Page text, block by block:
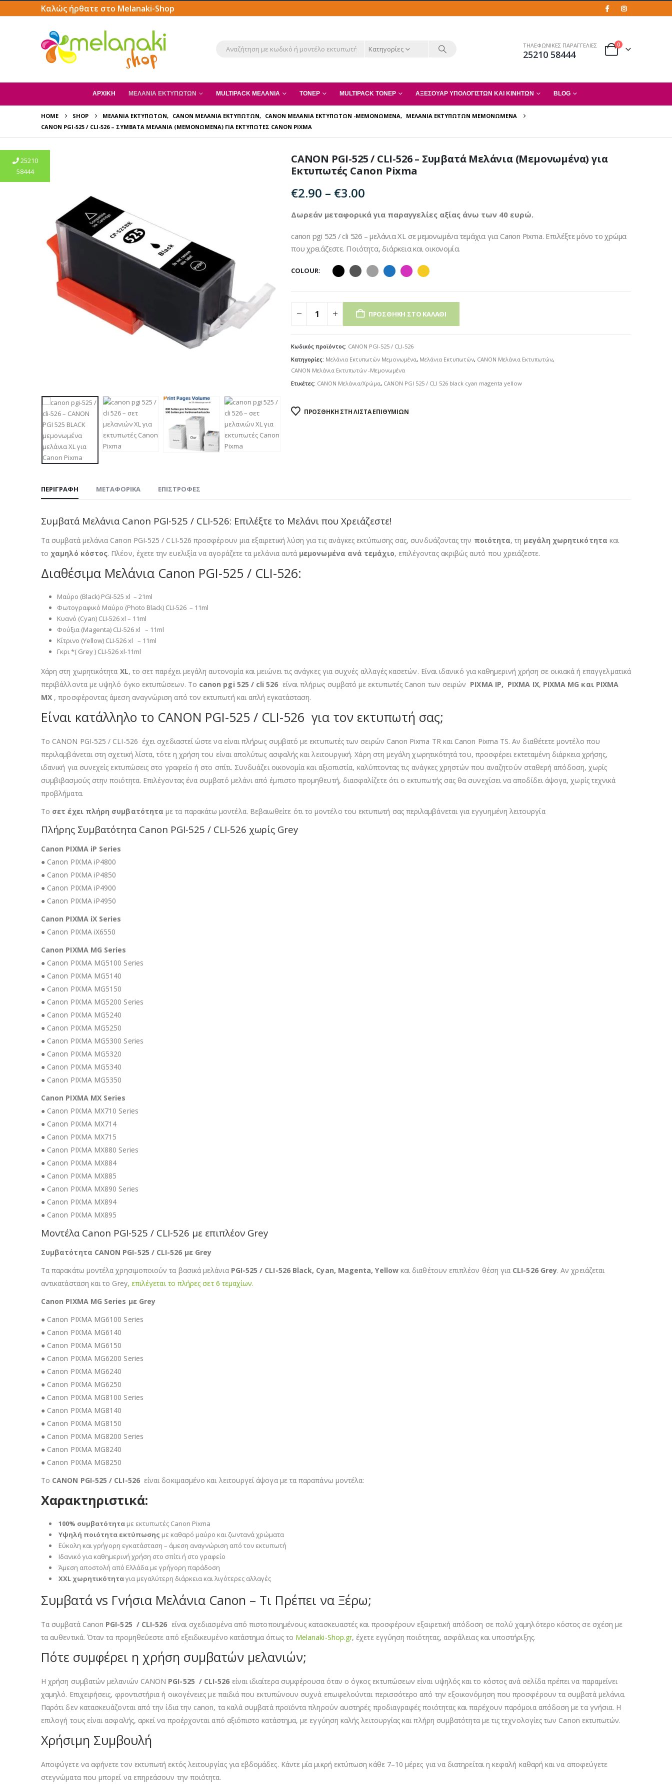
Καλώς ήρθατε στο Melanaki-Shop
Κατηγορίες ΤΗΛΕΦΩΝΙΚΕΣ ΠΑΡΑΓΓΕΛΙΕΣ
25210 58444
0
ΑΡΧΙΚΗ ΜΕΛΆΝΙΑ ΕΚΤΥΠΩΤΏΝ MULTIPACK ΜΕΛΆΝΙΑ ΤΌΝΕΡ MULTIPACK ΤΌΝΕΡ ΑΞΕΣΟΥΆΡ ΥΠΟΛΟΓΙΣΤΏΝ ΚΑΙ ΚΙΝΗΤΏΝ BLOG
HOME SHOP ΜΕΛΆΝΙΑ ΕΚΤΥΠΩΤΏΝ, CANON ΜΕΛΆΝΙΑ ΕΚΤΥΠΩΤΏΝ, CANON ΜΕΛΆΝΙΑ ΕΚΤΥΠΩΤΏΝ -ΜΕΜΟΝΩΜΈΝΑ, ΜΕΛΆΝΙΑ ΕΚΤΥΠΩΤΏΝ ΜΕΜΟΝΩΜΈΝΑ
CANON PGI-525 / CLI-526 – ΣΥΜΒΑΤΆ ΜΕΛΆΝΙΑ (ΜΕΜΟΝΩΜΈΝΑ) ΓΙΑ ΕΚΤΥΠΩΤΈΣ CANON PIXMA
CANON PGI-525 / CLI-526 – Συμβατά Μελάνια (Μεμονωμένα) για
Εκτυπωτές Canon Pixma
€2.90 – €3.00
€2.90
€3.00
Δωρεάν μεταφορικά για παραγγελίες αξίας άνω των 40 ευρώ.
canon pgi 525 / cli 526 – μελάνια XL σε μεμονωμένα τεμάχια για Canon Pixma. Επιλέξτε μόνο το χρώμα
που χρειάζεστε. Ποιότητα, διάρκεια και οικονομία.
COLOUR
ΠΡΟΣΘΉΚΗ ΣΤΟ ΚΑΛΆΘΙ
Κωδικός προϊόντος: CANON PGI-525 / CLI-526
Κατηγορίες: Μελάνια Εκτυπωτών Μεμονωμένα, Μελάνια Εκτυπωτών, CANON Μελάνια Εκτυπωτών,
CANON Μελάνια Εκτυπωτών -Μεμονωμένα
Ετικέτες: CANON Μελάνια/Χρώμα, CANON PGI 525 / CLI 526 black cyan magenta yellow
ΠΡΟΣΘΉΚΗ ΣΤΗ ΛΊΣΤΑ ΕΠΙΘΥΜΙΏΝ
ΠΕΡΙΓΡΑΦΉ ΜΕΤΑΦΟΡΙΚΆ ΕΠΙΣΤΡΟΦΈΣ
Συμβατά Μελάνια Canon PGI-525 / CLI-526: Επιλέξτε το Μελάνι που Χρειάζεστε!
Τα συμβατά μελάνια Canon PGI-525 / CLI-526 προσφέρουν μια εξαιρετική λύση για τις ανάγκες εκτύπωσης σας, συνδυάζοντας την ποιότητα, τη μεγάλη χωρητικότητα και
το χαμηλό κόστος. Πλέον, έχετε την ευελιξία να αγοράζετε τα μελάνια αυτά μεμονωμένα ανά τεμάχιο, επιλέγοντας ακριβώς αυτό που χρειάζεστε.
Διαθέσιμα Μελάνια Canon PGI-525 / CLI-526:
Μαύρο (Black) PGI-525 xl – 21ml
Φωτογραφικό Μαύρο (Photo Black) CLI-526 – 11ml
Κυανό (Cyan) CLI-526 xl – 11ml
Φούξια (Magenta) CLI-526 xl – 11ml
Κίτρινο (Yellow) CLI-526 xl – 11ml
Γκρι *( Grey ) CLI-526 xl-11ml
Χάρη στη χωρητικότητα XL, το σετ παρέχει μεγάλη αυτονομία και μειώνει τις ανάγκες για συχνές αλλαγές κασετών. Είναι ιδανικό για καθημερινή χρήση σε οικιακά ή επαγγελματικά
περιβάλλοντα με υψηλό όγκο εκτυπώσεων. Το canon pgi 525 / cli 526 είναι πλήρως συμβατό με εκτυπωτές Canon των σειρών PIXMA IP, PIXMA IX, PIXMA MG και PIXMA
MX , προσφέροντας άμεση αναγνώριση από τον εκτυπωτή και απλή εγκατάσταση.
Είναι κατάλληλο το CANON PGI-525 / CLI-526 για τον εκτυπωτή σας;
Το CANON PGI-525 / CLI-526 έχει σχεδιαστεί ώστε να είναι πλήρως συμβατό με εκτυπωτές των σειρών Canon Pixma TR και Canon Pixma TS. Αν διαθέτετε μοντέλο που
περιλαμβάνεται στη σχετική λίστα, τότε η χρήση του είναι απολύτως ασφαλής και λειτουργική. Χάρη στη μεγάλη χωρητικότητά του, προσφέρει εκτεταμένη διάρκεια χρήσης,
ιδανική για συνεχείς εκτυπώσεις στο γραφείο ή στο σπίτι. Συνδυάζει οικονομία και αξιοπιστία, καλύπτοντας τις ανάγκες χρηστών που αναζητούν σταθερή απόδοση, χωρίς
συμβιβασμούς στην ποιότητα. Επιλέγοντας ένα συμβατό μελάνι από έμπιστο προμηθευτή, διασφαλίζετε ότι ο εκτυπωτής σας θα συνεχίσει να αποδίδει άψογα, χωρίς τεχνικά
προβλήματα.
Το σετ έχει πλήρη συμβατότητα με τα παρακάτω μοντέλα. Βεβαιωθείτε ότι το μοντέλο του εκτυπωτή σας περιλαμβάνεται για εγγυημένη λειτουργία
Πλήρης Συμβατότητα Canon PGI-525 / CLI-526 χωρίς Grey
Canon PIXMA iP Series
● Canon PIXMA iP4800
● Canon PIXMA iP4850
● Canon PIXMA iP4900
● Canon PIXMA iP4950
Canon PIXMA iX Series
● Canon PIXMA iX6550
Canon PIXMA MG Series
● Canon PIXMA MG5100 Series
● Canon PIXMA MG5140
● Canon PIXMA MG5150
● Canon PIXMA MG5200 Series
● Canon PIXMA MG5240
● Canon PIXMA MG5250
● Canon PIXMA MG5300 Series
● Canon PIXMA MG5320
● Canon PIXMA MG5340
● Canon PIXMA MG5350
Canon PIXMA MX Series
● Canon PIXMA MX710 Series
● Canon PIXMA MX714
● Canon PIXMA MX715
● Canon PIXMA MX880 Series
● Canon PIXMA MX884
● Canon PIXMA MX885
● Canon PIXMA MX890 Series
● Canon PIXMA MX894
● Canon PIXMA MX895
Μοντέλα Canon PGI-525 / CLI-526 με επιπλέον Grey
Συμβατότητα CANON PGI-525 / CLI-526 με Grey
Τα παρακάτω μοντέλα χρησιμοποιούν τα βασικά μελάνια PGI-525 / CLI-526 Black, Cyan, Magenta, Yellowκαι διαθέτουν επιπλέον θέση για CLI-526 Grey. Αν χρειάζεται
αντικατάσταση και το Grey, επιλέγεται το πλήρες σετ 6 τεμαχίων.
Canon PIXMA MG Series με Grey
● Canon PIXMA MG6100 Series
● Canon PIXMA MG6140
● Canon PIXMA MG6150
● Canon PIXMA MG6200 Series
● Canon PIXMA MG6240
● Canon PIXMA MG6250
● Canon PIXMA MG8100 Series
● Canon PIXMA MG8140
● Canon PIXMA MG8150
● Canon PIXMA MG8200 Series
● Canon PIXMA MG8240
● Canon PIXMA MG8250
Το CANON PGI-525 / CLI-526 είναι δοκιμασμένο και λειτουργεί άψογα με τα παραπάνω μοντέλα:
Χαρακτηριστικά:
100% συμβατότητα με εκτυπωτές Canon Pixma
Υψηλή ποιότητα εκτύπωσης με καθαρό μαύρο και ζωντανά χρώματα
Εύκολη και γρήγορη εγκατάσταση – άμεση αναγνώριση από τον εκτυπωτή
Ιδανικό για καθημερινή χρήση στο σπίτι ή στο γραφείο
Άμεση αποστολή από Ελλάδα με γρήγορη παράδοση
XXL χωρητικότηταγια μεγαλύτερη διάρκεια και λιγότερες αλλαγές
Συμβατά vs Γνήσια Μελάνια Canon – Τι Πρέπει να Ξέρω;
Τα συμβατά Canon PGI-525 / CLI-526 είναι σχεδιασμένα από πιστοποιημένους κατασκευαστές και προσφέρουν εξαιρετική απόδοση σε πολύ χαμηλότερο κόστος σε σχέση με
τα αυθεντικά. Όταν τα προμηθεύεστε από εξειδικευμένο κατάστημα όπως το Melanaki-Shop.gr, έχετε εγγύηση ποιότητας, ασφάλειας και υποστήριξης.
Πότε συμφέρει η χρήση συμβατών μελανιών;
Η χρήση συμβατών μελανιών CANON PGI-525 / CLI-526 είναι ιδιαίτερα συμφέρουσα όταν ο όγκος εκτυπώσεων είναι υψηλός και το κόστος ανά σελίδα πρέπει να παραμείνει
χαμηλό. Επιχειρήσεις, φροντιστήρια ή οικογένειες με παιδιά που εκτυπώνουν συχνά επωφελούνται περισσότερο από την εξοικονόμηση που προσφέρουν τα συμβατά μελάνια.
Παρότι δεν κατασκευάζονται από την ίδια την canon, τα καλά συμβατά προϊόντα πληρούν αυστηρές προδιαγραφές ποιότητας και παρέχουν παρόμοια απόδοση με τα γνήσια. Η
επιλογή τους είναι ασφαλής, αρκεί να προέρχονται από αξιόπιστο κατάστημα, με εγγύηση καλής λειτουργίας και πλήρη συμβατότητα με τις τεχνολογίες των Canon εκτυπωτών.
Χρήσιμη Συμβουλή
Αποφύγετε να αφήνετε τον εκτυπωτή εκτός λειτουργίας για εβδομάδες. Κάντε μία μικρή εκτύπωση κάθε 7–10 μέρες για να διατηρείται η κεφαλή καθαρή και να αποφεύγετε
στεγνώματα που μπορεί να επηρεάσουν την ποιότητα.
25210
58444